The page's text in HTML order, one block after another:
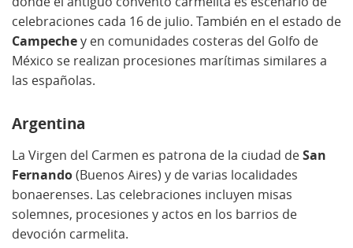
celebraciones cada 16 de julio. También en el estado de
Campechey en comunidades costeras del Golfo de
México se realizan procesiones marítimas similares a
las españolas.
Argentina
La Virgen del Carmen es patrona de la ciudad deSan
Fernando(Buenos Aires) y de varias localidades
bonaerenses. Las celebraciones incluyen misas
solemnes, procesiones y actos en los barrios de
devoción carmelita.